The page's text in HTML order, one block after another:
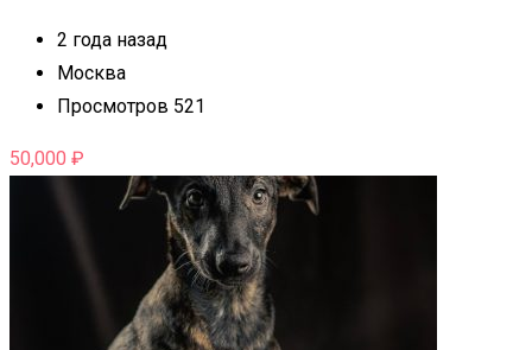
2 года назад
Москва
Просмотров 521
50,000 ₽